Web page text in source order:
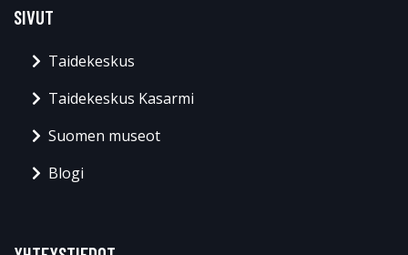
SIVUT
Taidekeskus
Taidekeskus Kasarmi
Suomen museot
Blogi